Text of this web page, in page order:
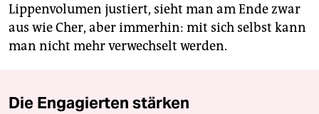
Lippenvolumen justiert, sieht man am Ende zwar
aus wie Cher, aber immerhin: mit sich selbst kann
man nicht mehr verwechselt werden.
Die Engagierten stärken